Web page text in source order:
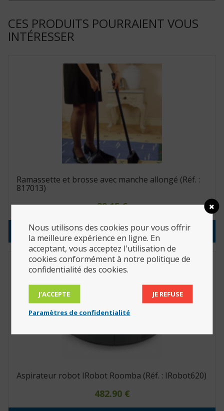
CES PRODUITS POURRAIENT VOUS
INTÉRESSER
Ramassette et brosse avec manche allongé (Réf. :
817013)
29.15€
Consulter le produit
Aspirateur robot IRobot Roomba (Réf. : IRobot620)
482.90 €
Nous utilisons des cookies pour vous offrir
la meilleure expérience en ligne. En
acceptant, vous acceptez l'utilisation de
cookies conformément à notre politique de
confidentialité des cookies.
J’ACCEPTE JE REFUSE
Paramètres de confidentialité